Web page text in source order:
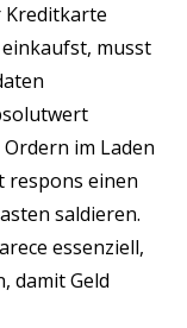
Kreditkarte
musst
im Laden
respons einen
saldieren.
essenziell,
damit Geld